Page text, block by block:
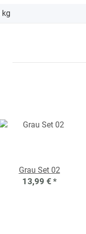
kg
Grau Set 02
13,99 € *